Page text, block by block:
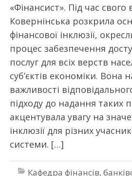
«Фінансист». Під час свого
Ковернінська розкрила
фінансової інклюзії,
процес забезпечення
послуг для всіх верств
суб’єктів економіки. Вона
важливості
підходу до надання таких
акцентувала увагу на
інклюзії для різних
системи. […]
Кафедра фінансів,